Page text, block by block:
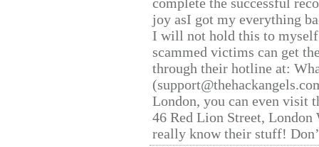
joy asI got my everything
I will not hold this to
scammed victims can get
through their hotline at:
London, you can even visit
46 Red Lion Street, London
really know their stuff!